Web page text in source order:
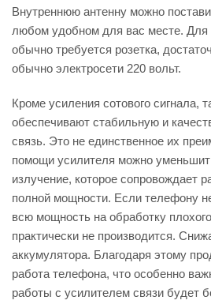
Внутреннюю антенну можно
любом удобном для вас месте. Для
обычно требуется розетка,
обычно электросети 220 вольт.
Кроме усиления сотового сигнала,
обеспечивают стабильную и
связь. Это не единственное их
помощи усилителя можно
излучение, которое сопровождает
полной мощности. Если телефону
всю мощность на обработку
практически не производится.
аккумулятора. Благодаря этому
работа телефона, что особенно
работы с усилителем связи будет